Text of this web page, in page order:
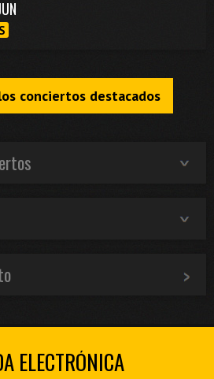
conciertos destacados
ELECTRÓNICA